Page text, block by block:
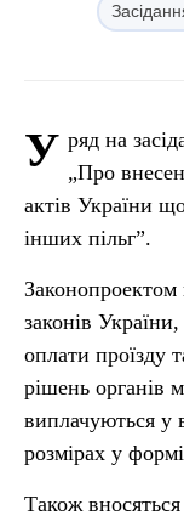
У ряд на
„Про
актів України
інших пільг”.
Законопроектом
законів
оплати проїзду
рішень органів
виплачуються у
розмірах у
Також